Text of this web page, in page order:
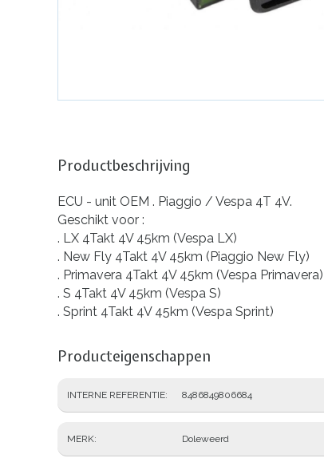
Productbeschrijving
ECU - unit OEM . Piaggio / Vespa 4T 4V.
Geschikt voor :
. LX 4Takt 4V 45km (Vespa LX)
. New Fly 4Takt 4V 45km (Piaggio New Fly)
. Primavera 4Takt 4V 45km (Vespa Primavera)
. S 4Takt 4V 45km (Vespa S)
. Sprint 4Takt 4V 45km (Vespa Sprint)
Producteigenschappen
INTERNE REFERENTIE 8486849806684
MERK Doleweerd